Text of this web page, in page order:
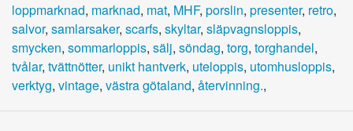
loppmarknad, marknad, mat, MHF, porslin, presenter, retro,
salvor, samlarsaker, scarfs, skyltar, släpvagnsloppis,
smycken, sommarloppis, sälj, söndag, torg, torghandel,
tvålar, tvättnötter, unikt hantverk, uteloppis, utomhusloppis,
verktyg, vintage, västra götaland, återvinning.,